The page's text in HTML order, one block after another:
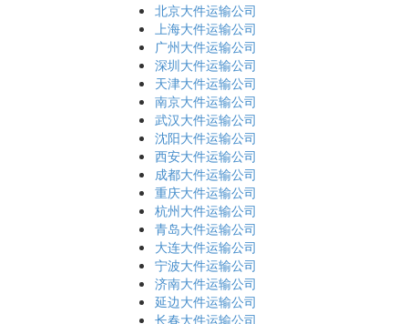
北京大件运输公司
上海大件运输公司
广州大件运输公司
深圳大件运输公司
天津大件运输公司
南京大件运输公司
武汉大件运输公司
沈阳大件运输公司
西安大件运输公司
成都大件运输公司
重庆大件运输公司
杭州大件运输公司
青岛大件运输公司
大连大件运输公司
宁波大件运输公司
济南大件运输公司
延边大件运输公司
长春大件运输公司